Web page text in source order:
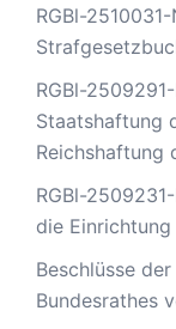
RGBl-
RGBl-
Staatshaftung
Reichshaftung
RGBl-
die
Beschlüsse
Bundesrathes